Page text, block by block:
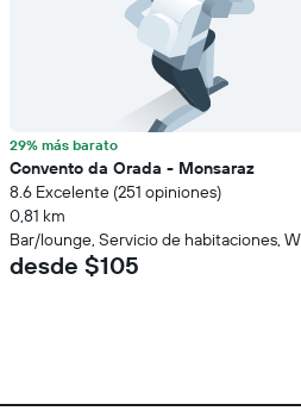
29% más barato
Convento da Orada - Monsaraz
8.6 Excelente (251 opiniones)
0,81 km
Bar/lounge, Servicio de habitaciones,
desde $105